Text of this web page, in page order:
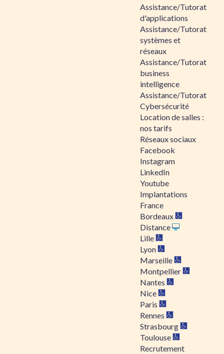
Assistance/Tutorat
d'applications
Assistance/Tutorat
systèmes et
réseaux
Assistance/Tutorat
business
intelligence
Assistance/Tutorat
Cybersécurité
Location de salles :
nos tarifs
Réseaux sociaux
Facebook
Instagram
LinkedIn
Youtube
Implantations
France
Bordeaux
Distance
Lille
Lyon
Marseille
Montpellier
Nantes
Nice
Paris
Rennes
Strasbourg
Toulouse
Recrutement